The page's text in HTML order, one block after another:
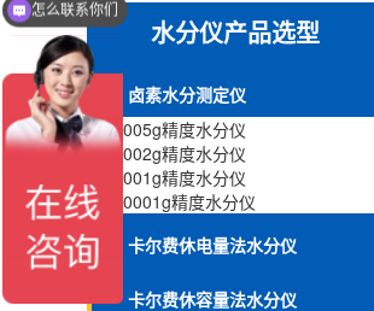
水分仪产品选型
卤素水分测定仪
> 0.005g精度水分仪
> 0.002g精度水分仪
0.001g精度水分仪
>
0.0001g精度水分仪
卡尔费休电量法水分仪
卡尔费休容量法水分仪
怎么联系你们